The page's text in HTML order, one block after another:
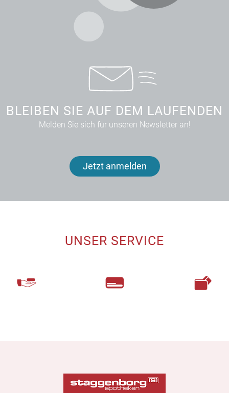
BLEIBEN SIE AUF DEM LAUFENDEN
Melden Sie sich für unseren Newsletter an!
Jetzt anmelden
UNSER SERVICE